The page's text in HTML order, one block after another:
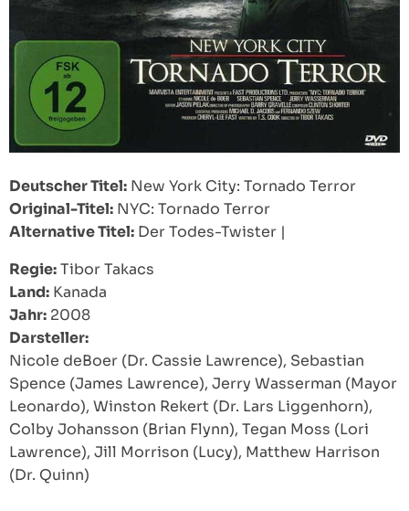
Deutscher Titel: New York City: Tornado Terror
Original-Titel: NYC: Tornado Terror
Alternative Titel: Der Todes-Twister |
Regie:Tibor Takacs
Land: Kanada
Jahr: 2008
Darsteller:
Nicole deBoer (Dr. Cassie Lawrence), Sebastian
Spence (James Lawrence), Jerry Wasserman (Mayor
Leonardo), Winston Rekert (Dr. Lars Liggenhorn),
Colby Johansson (Brian Flynn), Tegan Moss (Lori
Lawrence), Jill Morrison (Lucy), Matthew Harrison
(Dr. Quinn)